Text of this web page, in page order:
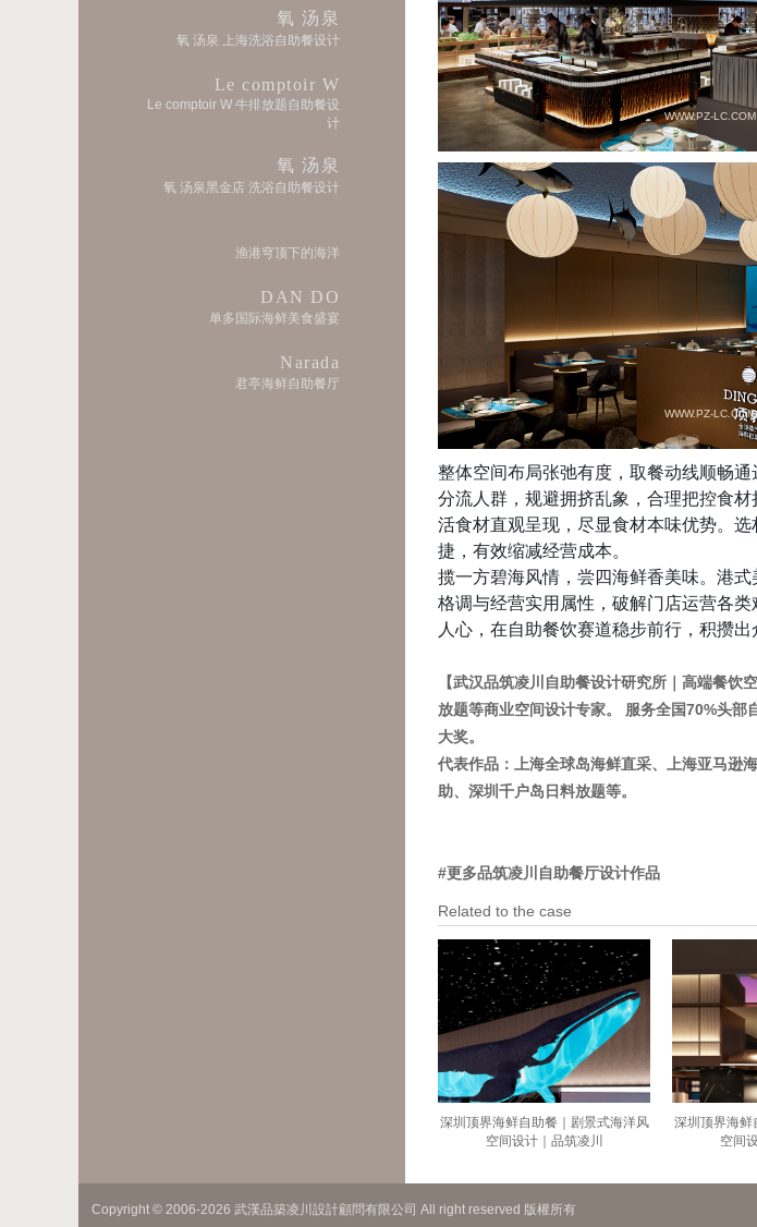
氧 汤泉
氧 汤泉 上海洗浴自助餐设计
Le comptoir W
Le comptoir W 牛排放题自助餐设
计
氧 汤泉
氧 汤泉黑金店 洗浴自助餐设计
渔港穹顶下的海洋
DAN DO
单多国际海鲜美食盛宴
Narada
君亭海鲜自助餐厅
WWW.PZ-LC.COM
WWW.PZ-LC.COM
整体空间布局张弛有度，取餐动线顺畅
分流人群，规避拥挤乱象，合理把控食
活食材直观呈现，尽显食材本味优势。
捷，有效缩减经营成本。
揽一方碧海风情，尝四海鲜香美味。港
格调与经营实用属性，破解门店运营各
人心，在自助餐饮赛道稳步前行，积攒出
【武汉品筑凌川自助餐设计研究所｜高端餐饮
放题等商业空间设计专家。 服务全国70%头部
大奖。
代表作品：上海全球岛海鲜直采、上海亚马逊
助、深圳千户岛日料放题等。
#更多品筑凌川自助餐厅设计作品
Related to the case
深圳顶界海鲜自助餐｜剧景式海洋风
空间设计｜品筑凌川
深圳顶界海鲜
空间
Copyright © 2006-2026 武漢品築凌川設計顧問有限公司 All right reserved 版權所有